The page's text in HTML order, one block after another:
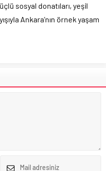
sosyal donatıları, yeşil
Ankara’nın örnek yaşam